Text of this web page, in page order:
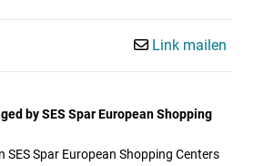
Link mailen
by SES Spar European Shopping
SES Spar European Shopping Centers